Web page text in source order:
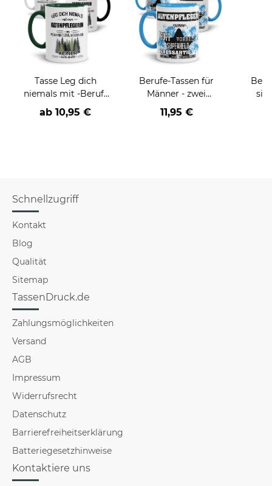
Tasse Leg dich
niemals mit -Beruf-
an
ab 10,95 €
Berufe-Tassen für
Männer - zwei
Farbvarianten
11,95 €
Schnellzugriff
Kontakt
Blog
Qualität
Sitemap
TassenDruck.de
Zahlungsmöglichkeiten
Versand
AGB
Impressum
Widerrufsrecht
Datenschutz
Barrierefreiheitserklärung
Batteriegesetzhinweise
Kontaktiere uns